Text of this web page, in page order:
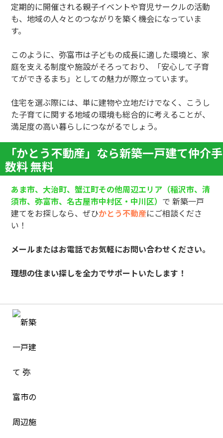
定期的に開催される親子イベントや育児サークルの活動
も、地域の人々とのつながりを築く機会になっていま
す。
このように、弥富市は子どもの成長に適した環境と、家
庭を支える制度や施設がそろっており、「安心して子育
てができるまち」としての魅力が際立っています。
住宅を選ぶ際には、単に建物や立地だけでなく、こうし
た子育てに関する地域の環境も総合的に考えることが、
満足度の高い暮らしにつながるでしょう。
「かとう不動産」なら新築一戸建て仲介手
数料 無料
あま市、大治町、蟹江町その他周辺エリア（稲沢市、清
須市、弥富市、名古屋市中村区・中川区） で 新築一戸
建てをお探しなら、ぜひかとう不動産にご相談くださ
い！
メールまたはお電話でお気軽にお問い合わせください。
理想の住まい探しを全力でサポートいたします！